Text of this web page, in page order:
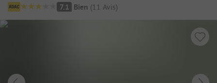
Aperçu du camping
7.1 Bien (11 Avis)